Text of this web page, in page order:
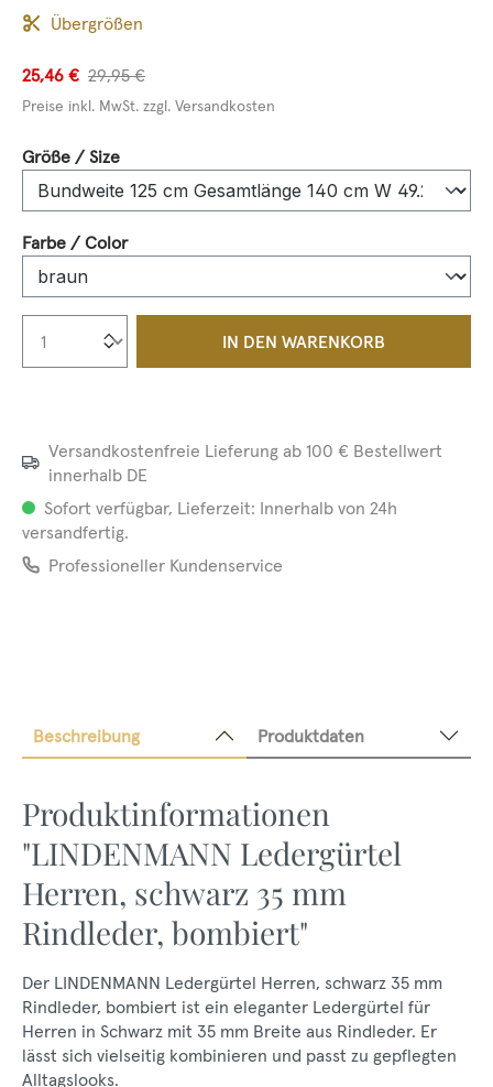
Übergrößen
25,46 € 29,95 €
Preise inkl. MwSt. zzgl. Versandkosten
Größe / Sizeauswählen
Farbe / Colorauswählen
Produkt Anzahl: Gib den
IN DEN WARENKORB
Versandkostenfreie Lieferung ab 100 € Bestellwert
innerhalb DE
Sofort verfügbar, Lieferzeit: Innerhalb von 24h
versandfertig.
Professioneller Kundenservice
Beschreibung Produktdaten
Produktinformationen
"LINDENMANN Ledergürtel
Herren, schwarz 35 mm
Rindleder, bombiert"
Der LINDENMANN Ledergürtel Herren, schwarz 35 mm
Rindleder, bombiert ist ein eleganter Ledergürtel für
Herren in Schwarz mit 35 mm Breite aus Rindleder. Er
lässt sich vielseitig kombinieren und passt zu gepflegten
Alltagslooks.